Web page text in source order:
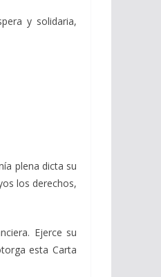
y solidaria,
plena dicta su
los derechos,
Ejerce su
esta Carta